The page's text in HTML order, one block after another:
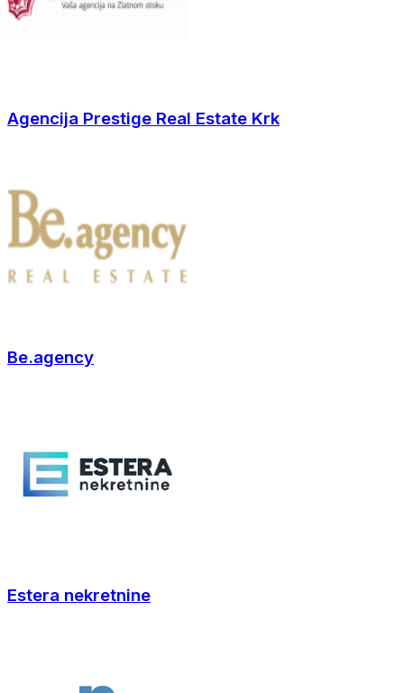
Agencija Prestige Real Estate Krk
Be.agency
Estera nekretnine